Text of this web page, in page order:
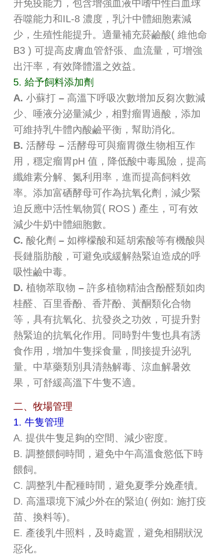
升免疫能力，包含增強血液中嗜中性白血球
吞噬能力和IL-8 濃度，乳汁中體細胞素減
少，生殖性能提升。適量補充菸鹼酸( 維他命
B3 ) 可提高皮膚血管舒張、血流量，可增強
出汗率，有效降體溫之效益。
5. 給予飼料添加劑
A. 小蘇打 – 高溫下呼吸次數增加反芻次數減
少、唾液分泌量減少，相對瘤胃過酸，添加
可維持乳牛體內酸鹼平衡，幫助消化。
B. 活酵母 – 活酵母可與瘤胃微生物相互作
用，穩定瘤胃pH 值，降低酸中毒風險，提高
纖維素分解、氮利用率，進而提高飼料效
率。添加富硒酵母可作為抗氧化劑，減少緊
迫反應中活性氧物質( ROS ) 產生，可有效
減少牛奶中體細胞數。
C. 酸化劑 –如檸檬酸和延胡索酸等有機酸與
長鏈脂肪酸，可避免或緩解熱緊迫造成的呼
吸性鹼中毒。
D. 植物萃取物 –許多植物精油含酚醛類如肉
桂醛、百里香酚、香芹酚、黃酮類化合物
等，具有抗氧化、抗發炎之功效，可提升對
熱緊迫的抗氧化作用。同時對牛隻也具有誘
食作用，增加牛隻採食量，間接提升泌乳
量。中草藥類別具清熱解毒、涼血解暑效
果，可舒緩高溫下牛隻不適。
二、牧場管理
1. 牛隻管理
A. 提供牛隻足夠的空間、減少密度。
B. 調整餵飼時間，避免中午高溫食慾低下時
餵飼。
C. 調整乳牛配種時間，避免夏季分娩產犢。
D. 高溫環境下減少外在的緊迫( 例如: 施打疫
苗、換料等)。
E. 產後乳牛照料，及時處置，避免相關狀況
惡化。